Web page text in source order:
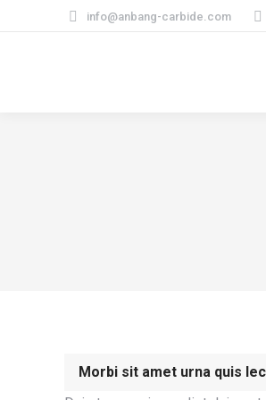
info@anbang-carbide.com
Morbi sit amet urna quis